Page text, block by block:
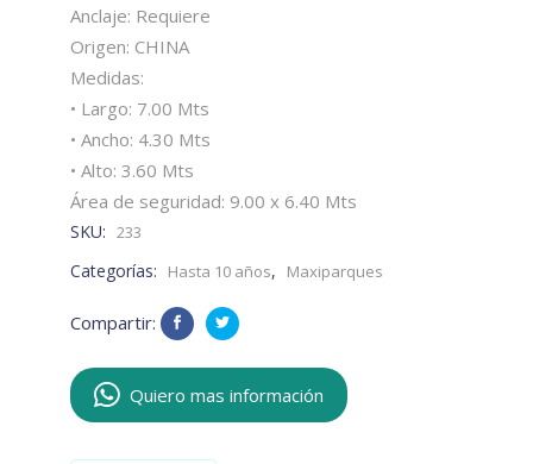
Anclaje: Requiere
Origen: CHINA
Medidas:
• Largo: 7.00 Mts
• Ancho: 4.30 Mts
• Alto: 3.60 Mts
Área de seguridad: 9.00 x 6.40 Mts
SKU: 233
Categorías: Hasta 10 años, Maxiparques
Compartir:
Quiero mas información